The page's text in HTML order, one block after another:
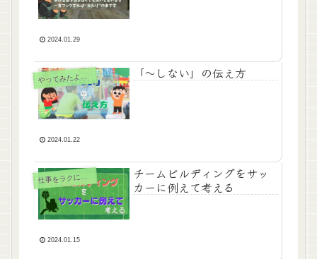
2024.01.29
や ってみたよ！こんな保育 「～しない」の伝え方
2024.01.22
仕
事をラクにしよう
チームビルディングをサッ
カーに例えて考える
2024.01.15